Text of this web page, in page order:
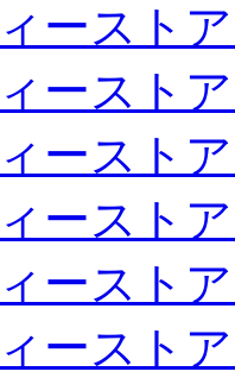
ースト
ースト
ースト
ースト
ースト
ースト